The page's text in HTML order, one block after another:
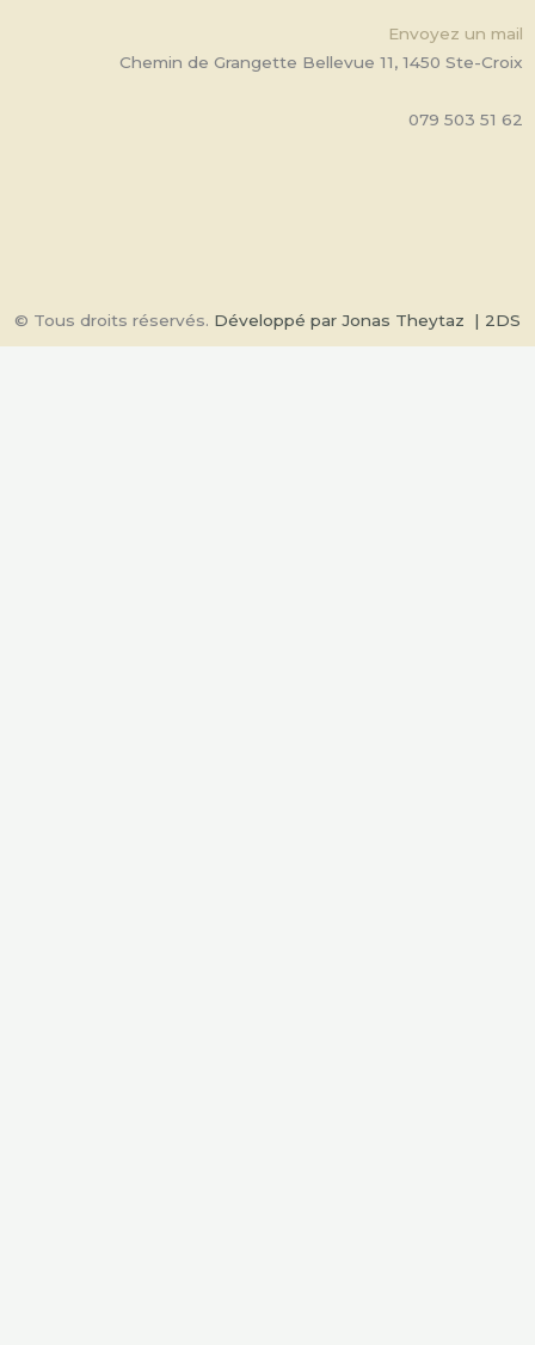
Envoyez un mail
Chemin de Grangette Bellevue 11, 1450 Ste-Croix
079 503 51 62
© Tous droits réservés. Développé par Jonas Theytaz | 2DS